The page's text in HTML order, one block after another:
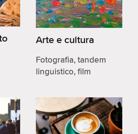
Arte e cultura
Fotografia, tandem
linguistico, film